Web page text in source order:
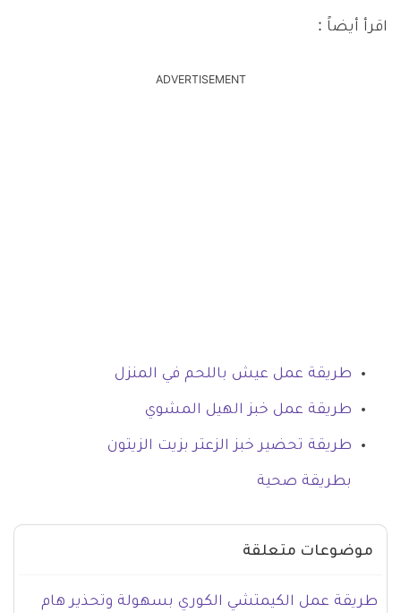
اقرأ أيضاً :
ADVERTISEMENT
طريقة عمل عيش باللحم في المنزل
طريقة عمل خبز الهيل المشوي
طريقة تحضير خبز الزعتر بزيت الزيتون
بطريقة صحية
موضوعات متعلقة
طريقة عمل الكيمتشي الكوري بسهولة وتحذير هام